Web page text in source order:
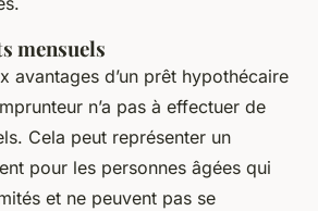
mensuels
avantages d’un prêt hypothécaire
n’a pas à effectuer de
Cela peut représenter un
pour les personnes âgées qui
et ne peuvent pas se